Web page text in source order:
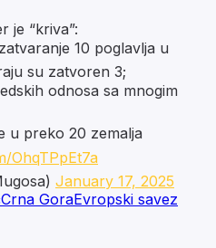
je “kriva”:
10 poglavlja u
su zatvoren 3;
odnosa sa mnogim
u preko 20 zemalja
OhqTPpEt7a
January 17, 2025
Crna GoraEvropski savez